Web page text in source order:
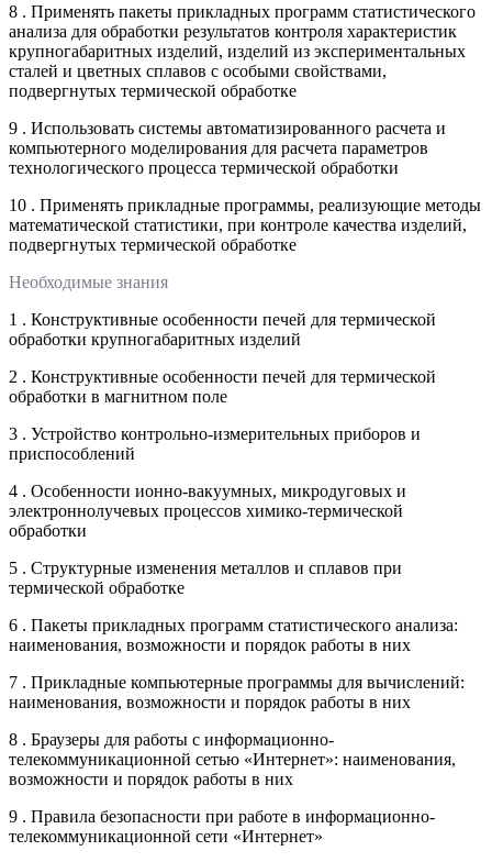
8 . Применять пакеты прикладных программ статистического
анализа для обработки результатов контроля характеристик
крупногабаритных изделий, изделий из экспериментальных
сталей и цветных сплавов с особыми свойствами,
подвергнутых термической обработке
9 . Использовать системы автоматизированного расчета и
компьютерного моделирования для расчета параметров
технологического процесса термической обработки
10 . Применять прикладные программы, реализующие методы
математической статистики, при контроле качества изделий,
подвергнутых термической обработке
Необходимые знания
1 . Конструктивные особенности печей для термической
обработки крупногабаритных изделий
2 . Конструктивные особенности печей для термической
обработки в магнитном поле
3 . Устройство контрольно-измерительных приборов и
приспособлений
4 . Особенности ионно-вакуумных, микродуговых и
электроннолучевых процессов химико-термической
обработки
5 . Структурные изменения металлов и сплавов при
термической обработке
6 . Пакеты прикладных программ статистического анализа:
наименования, возможности и порядок работы в них
7 . Прикладные компьютерные программы для вычислений:
наименования, возможности и порядок работы в них
8 . Браузеры для работы с информационно-
телекоммуникационной сетью «Интернет»: наименования,
возможности и порядок работы в них
9 . Правила безопасности при работе в информационно-
телекоммуникационной сети «Интернет»